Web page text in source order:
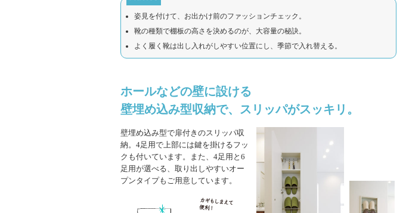
姿見を付けて、お出かけ前のファッションチェック。
靴の種類で棚板の高さを決めるのが、大容量の秘訣。
よく履く靴は出し入れがしやすい位置にし、季節で入れ替える。
ホールなどの壁に設ける
壁埋め込み型収納で、スリッパがスッキリ。
壁埋め込み型で扉付きのスリッパ収
納。4足用で上部には鍵を掛けるフッ
クも付いています。また、4足用と6
足用が選べる、取り出しやすいオー
プンタイプもご用意しています。